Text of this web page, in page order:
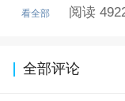
看全部 阅读
全部评论